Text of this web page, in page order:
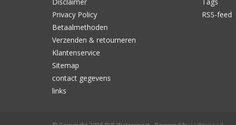
Privacy Policy
Betaalmethoden
Verzenden & retourneren
Klantenservice
Sitemap
contact gegevens
links
RSS-feed